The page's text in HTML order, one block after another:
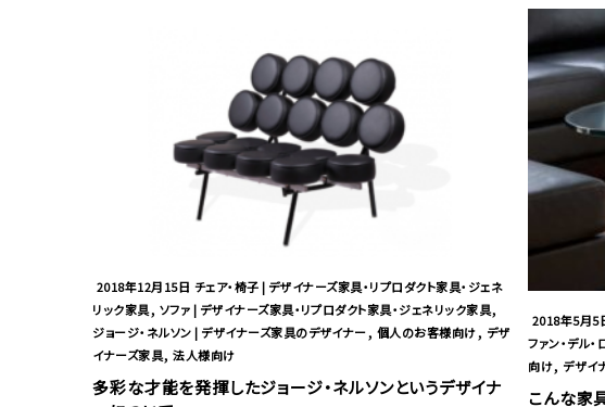
2018年12月15日 チェア・椅子 | デザイナーズ家具・リプロダクト家具・ジェネ
リック家具, ソファ | デザイナーズ家具・リプロダクト家具・ジェネリック家具,
ジョージ・ネルソン | デザイナーズ家具のデザイナー, 個人のお客様向け, デザ
イナーズ家具,法人様向け
多彩な才能を発揮したジョージ・ネルソンというデザイナ
2018年5月5
ファン・デル
向け, デザイ
こんな家